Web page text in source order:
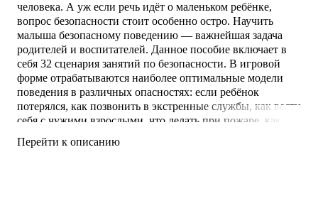
человека. А уж если речь идёт о маленьком ребёнке,
вопрос безопасности стоит особенно остро. Научить
малыша безопасному поведению — важнейшая задача
родителей и воспитателей. Данное пособие включает в
себя 32 сценария занятий по безопасности. В игровой
форме отрабатываются наиболее оптимальные модели
поведения в различных опасностях: если ребёнок
потерялся, как позвонить в экстренные службы, как вести
себя с чужими взрослыми, что делать при пожаре, как
максимального результата на занятиях используется
Перейти к описанию